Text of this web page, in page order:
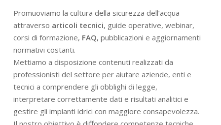
Promuoviamo la cultura della sicurezza dell’acqua
attraverso articoli tecnici, guide operative, webinar,
corsi di formazione, FAQ, pubblicazioni e aggiornamenti
normativi costanti.
Mettiamo a disposizione contenuti realizzati da
professionisti del settore per aiutare aziende, enti e
tecnici a comprendere gli obblighi di legge,
interpretare correttamente dati e risultati analitici e
gestire gli impianti idrici con maggiore consapevolezza.